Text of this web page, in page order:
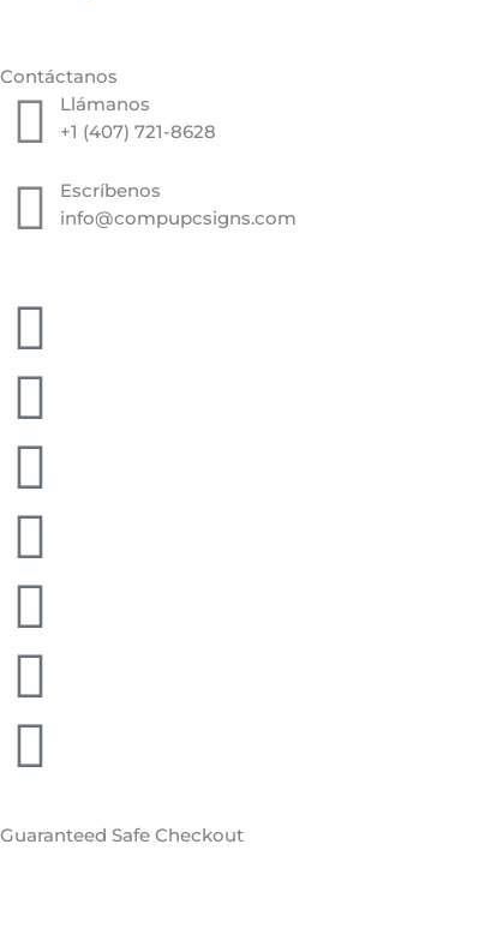
Contáctanos
Llámanos
+1 (407) 721-8628
Escríbenos
info@compupcsigns.com
Guaranteed Safe Checkout